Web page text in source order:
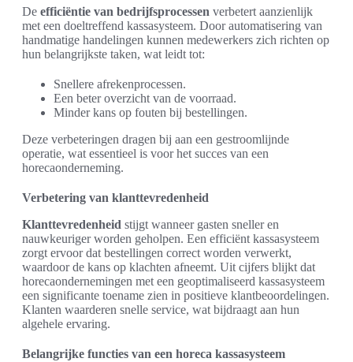
De efficiëntie van bedrijfsprocessen verbetert aanzienlijk
met een doeltreffend kassasysteem. Door automatisering van
handmatige handelingen kunnen medewerkers zich richten op
hun belangrijkste taken, wat leidt tot:
Snellere afrekenprocessen.
Een beter overzicht van de voorraad.
Minder kans op fouten bij bestellingen.
Deze verbeteringen dragen bij aan een gestroomlijnde
operatie, wat essentieel is voor het succes van een
horecaonderneming.
Verbetering van klanttevredenheid
Klanttevredenheid stijgt wanneer gasten sneller en
nauwkeuriger worden geholpen. Een efficiënt kassasysteem
zorgt ervoor dat bestellingen correct worden verwerkt,
waardoor de kans op klachten afneemt. Uit cijfers blijkt dat
horecaondernemingen met een geoptimaliseerd kassasysteem
een significante toename zien in positieve klantbeoordelingen.
Klanten waarderen snelle service, wat bijdraagt aan hun
algehele ervaring.
Belangrijke functies van een horeca kassasysteem